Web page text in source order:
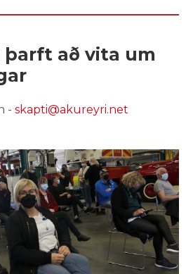
að vita um
- skapti@akureyri.net